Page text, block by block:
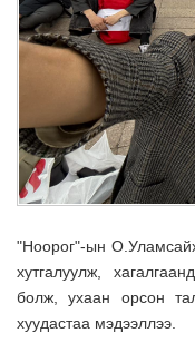
"Ноорог"-ын
хутгалуулж,
болж, ухаан орсон
хуудастаа мэдээллээ.